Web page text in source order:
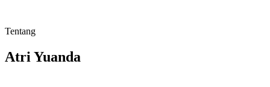
Tentang
Atri Yuanda